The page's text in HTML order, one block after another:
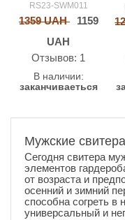
RS23-SWM011
1359 UAH
1159
UAH
Oтзывов: 1
В наличии:
заканчиваеться
Мужские
Сегодня свитера
элементов
от возраста и
осенний и зимний
способна согреть в
универсальный и